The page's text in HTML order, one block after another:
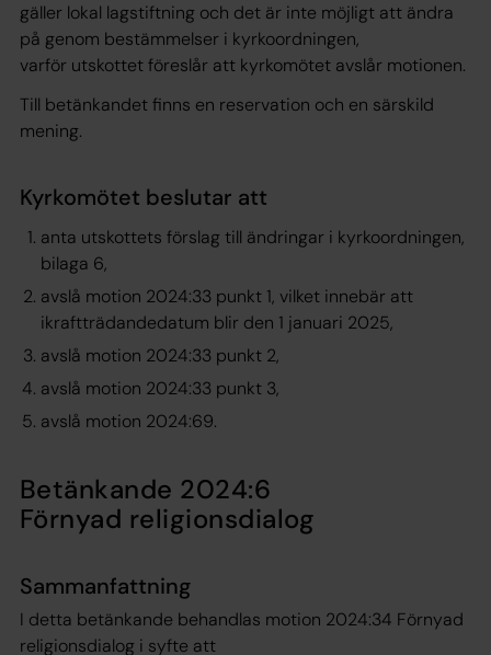
gäller lokal lagstiftning och det är inte möjligt att ändra
på genom bestämmelser i kyrkoordningen,
varför utskottet föreslår att kyrkomötet avslår motionen.
Till betänkandet finns en reservation och en särskild
mening.
Kyrkomötet beslutar att
anta utskottets förslag till ändringar i kyrkoordningen,
bilaga 6,
avslå motion 2024:33 punkt 1, vilket innebär att
ikraftträdandedatum blir den 1 januari 2025,
avslå motion 2024:33 punkt 2,
avslå motion 2024:33 punkt 3,
avslå motion 2024:69.
Betänkande 2024:6
Förnyad religionsdialog
Sammanfattning
I detta betänkande behandlas motion 2024:34 Förnyad
religionsdialog i syfte att